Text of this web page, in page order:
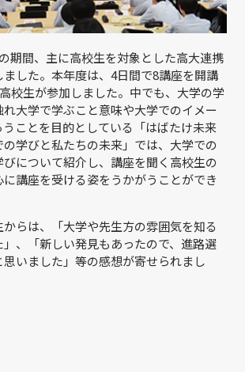
期間、主に高校生を対象とした高大連携
した。本年度は、4日間で8講座を開講
校生が参加しました。中でも、大学の学
大学で学ぶこと意味や大学でのイメー
ことを目的としている「はばたけ未来
学びと私たちの未来」では、大学での
について紹介し、講座を聞く高校生の
講座を受ける姿をうかがうことができ
らは、「大学や先生方の雰囲気を知る
、「新しい発見もあったので、進路選
いました」等の感想が寄せられまし